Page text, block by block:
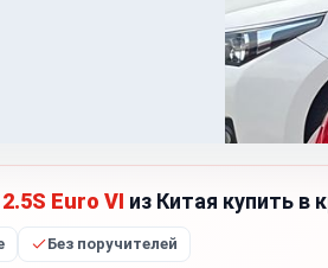
Euro VI из Китая купить в
Без поручителей